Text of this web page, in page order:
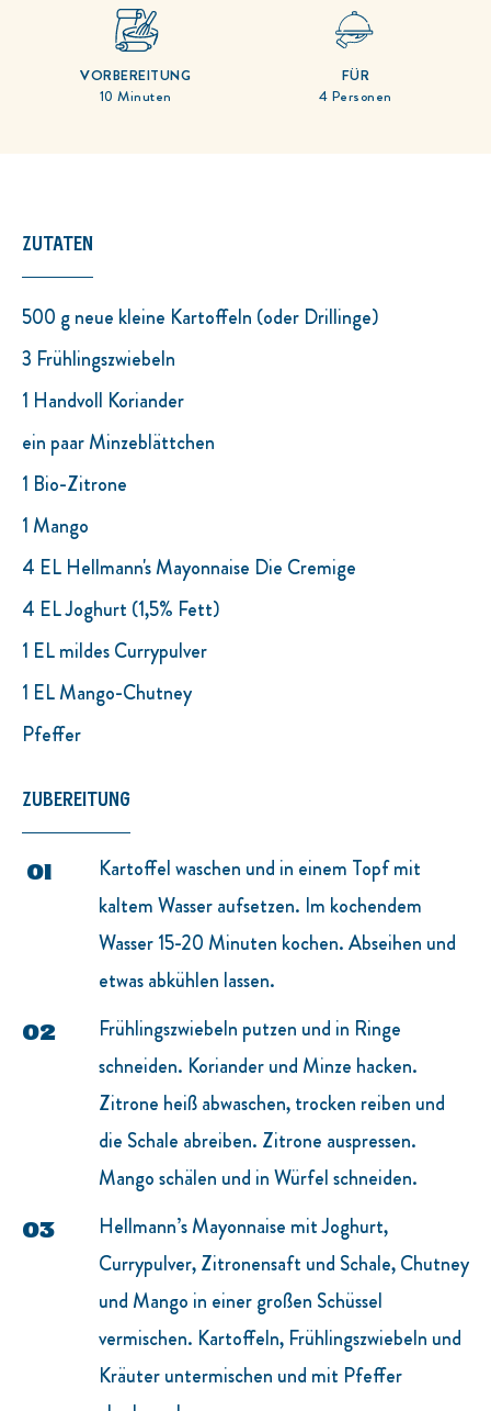
10 Minuten
VORBEREITUNG
4 Personen
FÜR
ZUTATEN
500 g neue kleine Kartoffeln (oder Drillinge)
3 Frühlingszwiebeln
1 Handvoll Koriander
ein paar Minzeblättchen
1 Bio-Zitrone
1 Mango
4 EL Hellmann's Mayonnaise Die Cremige
4 EL Joghurt (1,5% Fett)
1 EL mildes Currypulver
1 EL Mango-Chutney
Pfeffer
ZUBEREITUNG
Kartoffel waschen und in einem Topf mit
kaltem Wasser aufsetzen. Im kochendem
Wasser 15-20 Minuten kochen. Abseihen und
etwas abkühlen lassen.
Frühlingszwiebeln putzen und in Ringe
schneiden. Koriander und Minze hacken.
Zitrone heiß abwaschen, trocken reiben und
die Schale abreiben. Zitrone auspressen.
Mango schälen und in Würfel schneiden.
Hellmann’s Mayonnaise mit Joghurt,
Currypulver, Zitronensaft und Schale, Chutney
und Mango in einer großen Schüssel
vermischen. Kartoffeln, Frühlingszwiebeln und
Kräuter untermischen und mit Pfeffer